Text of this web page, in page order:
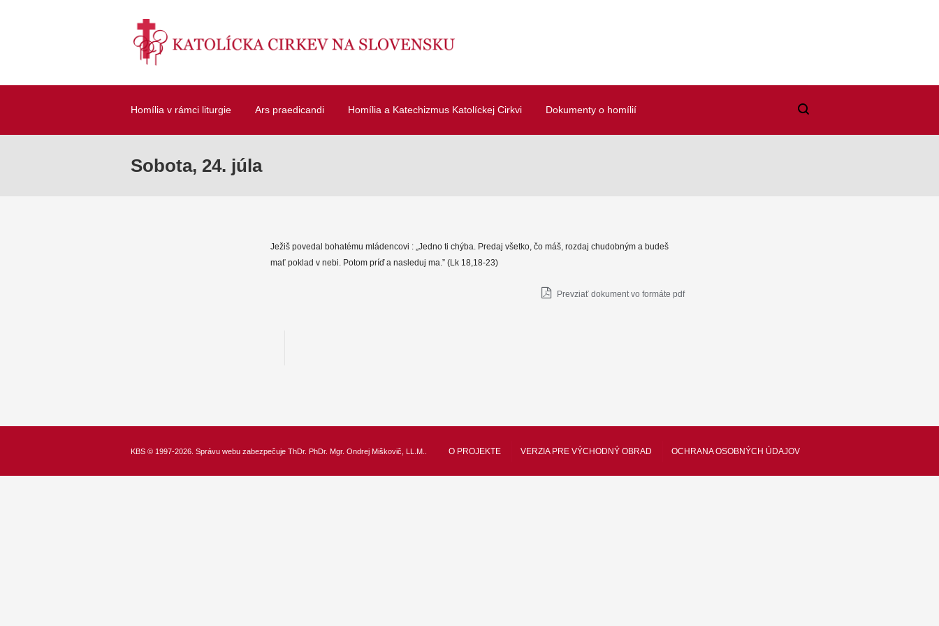
Homília v rámci liturgie Ars praedicandi Homília a Katechizmus Katolíckej Cirkvi Dokumenty o homílií
Sobota, 24. júla
Ježiš povedal bohatému mládencovi : „Jedno ti chýba. Predaj všetko, čo máš, rozdaj chudobným a budeš
mať poklad v nebi. Potom príď a nasleduj ma.” (Lk 18,18-23)
Prevziať dokument vo formáte pdf
KBS © 1997-2026. Správu webu zabezpečuje ThDr. PhDr. Mgr. Ondrej Miškovič, LL.M. O PROJEKTE VERZIA PRE VÝCHODNÝ OBRAD OCHRANA OSOBNÝCH ÚDAJOV